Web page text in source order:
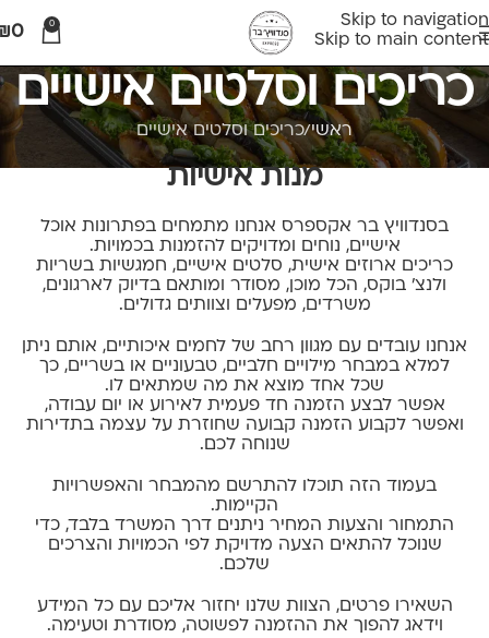
Skip to navigation
Skip to main content
0
0
כריכים וסלטים אישיים
ראשי כריכים וסלטים אישיים
מנות אישיות
בסנדוויץ בר אקספרס אנחנו מתמחים בפתרונות אוכל
אישיים, נוחים ומדויקים להזמנות בכמויות.
כריכים ארוזים אישית, סלטים אישיים, חמגשיות בשריות
ולנצ' בוקס, הכל מוכן, מסודר ומותאם בדיוק לארגונים,
משרדים, מפעלים וצוותים גדולים.
אנחנו עובדים עם מגוון רחב של לחמים איכותיים, אותם ניתן
למלא במבחר מילויים חלביים, טבעוניים או בשריים, כך
שכל אחד מוצא את מה שמתאים לו.
אפשר לבצע הזמנה חד פעמית לאירוע או יום עבודה,
ואפשר לקבוע הזמנה קבועה שחוזרת על עצמה בתדירות
שנוחה לכם.
בעמוד הזה תוכלו להתרשם מהמבחר והאפשרויות
הקיימות.
התמחור והצעות המחיר ניתנים דרך המשרד בלבד, כדי
שנוכל להתאים הצעה מדויקת לפי הכמויות והצרכים
שלכם.
השאירו פרטים, הצוות שלנו יחזור אליכם עם כל המידע
וידאג להפוך את ההזמנה לפשוטה, מסודרת וטעימה.